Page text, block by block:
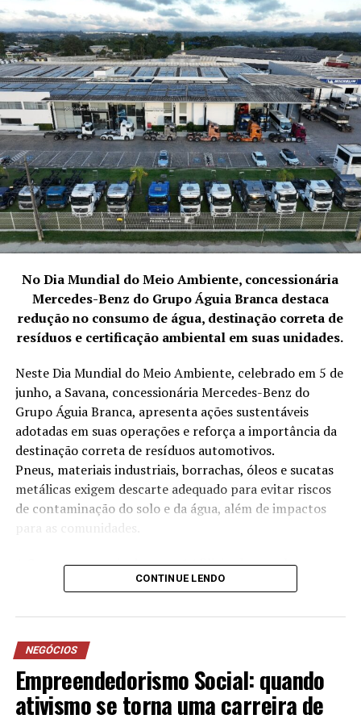
No Dia Mundial do Meio Ambiente, concessionária
Mercedes-Benz do Grupo Águia Branca destaca
redução no consumo de água, destinação correta de
resíduos e certificação ambiental em suas unidades.
Neste Dia Mundial do Meio Ambiente, celebrado em 5 de
junho, a Savana, concessionária Mercedes-Benz do
Grupo Águia Branca, apresenta ações sustentáveis
adotadas em suas operações e reforça a importância da
destinação correta de resíduos automotivos.
Pneus, materiais industriais, borrachas, óleos e sucatas
metálicas exigem descarte adequado para evitar riscos
de contaminação do solo e da água, além de impactos
para as comunidades.
A Savana, por meio das suas 14 filiais, desenvolve
anualmente iniciativas voltadas à redução no consumo
energética e projetos sociais. As práticas adotadas
contribuíram, inclusive, para a conquista da certificação
ISO 14001, norma internacional de gestão ambiental
conquistada pela empresa desde 2023.
CONTINUE LENDO
NEGÓCIOS
Empreendedorismo Social: quando
ativismo se torna uma carreira de